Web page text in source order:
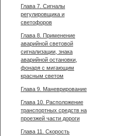
Глава 7. Сигналы
регулировщика и
светофоров
Глава 8. Применение
аварийной световой
сигнализации, знака
аварийной остановки,
фонаря с мигающим
красным светом
Глава 9. Маневрирование
Глава 10. Расположение
транспортных средств на
проезжей части дороги
Глава 11. Скорость